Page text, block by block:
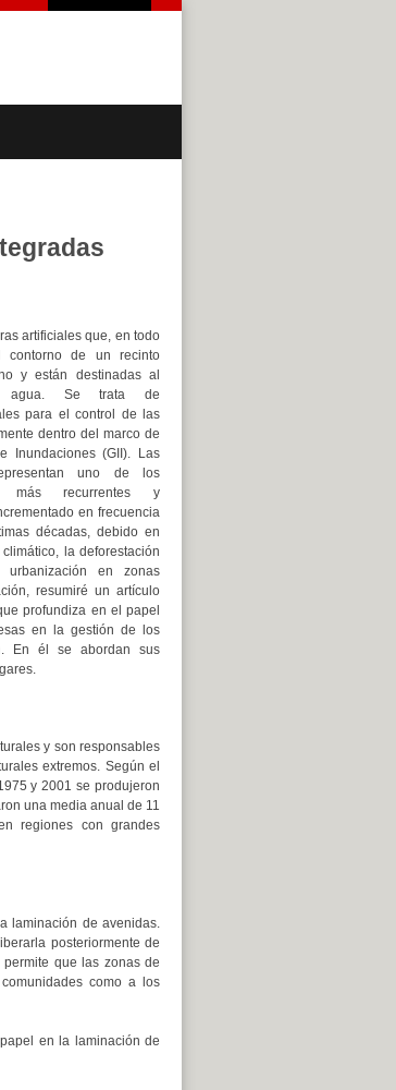
artificiales que, en todo
de un recinto
y están destinadas al
agua. Se trata de
para el control de las
dentro del marco de
Inundaciones (GII). Las
uno de los
más recurrentes y
en frecuencia
décadas, debido en
la deforestación
en zonas
resumiré un artículo
profundiza en el papel
en la gestión de los
En él se abordan sus
y son responsables
extremos. Según el
y 2001 se produjeron
una media anual de 11
regiones con grandes
laminación de avenidas.
posteriormente de
que las zonas de
como a los
en la laminación de